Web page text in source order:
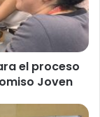
el proceso
Joven